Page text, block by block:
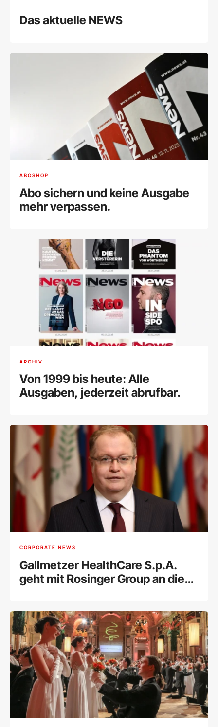
Das aktuelle NEWS
ABOSHOP
Abo sichern und keine Ausgabe
mehr verpassen.
ARCHIV
Von 1999 bis heute: Alle
Ausgaben, jederzeit abrufbar.
CORPORATE NEWS
Gallmetzer HealthCare S.p.A.
geht mit Rosinger Group an die